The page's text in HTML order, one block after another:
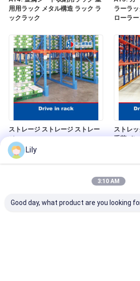
用用ラック メタル構造 ラック ラ
ックラック
ラーラ
ローラ
ストレージ ストレージ ストレー
ジ
ストレ
重荷パ
Lily
3:10 AM
Good day, what product are you looking